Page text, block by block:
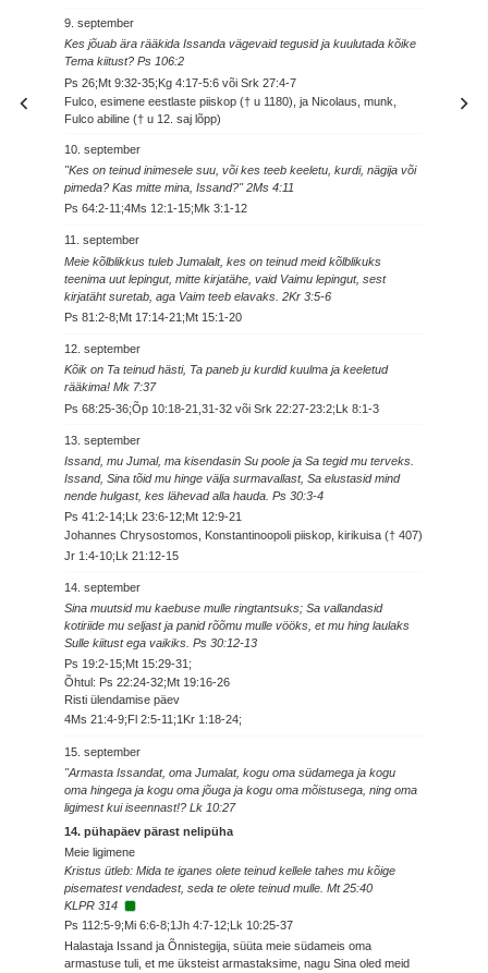
9. september
Kes jõuab ära rääkida Issanda vägevaid tegusid ja kuulutada kõike
Tema kiitust? Ps 106:2
Ps 26;Mt 9:32-35;Kg 4:17-5:6 või Srk 27:4-7
Fulco, esimene eestlaste piiskop († u 1180), ja Nicolaus, munk,
Fulco abiline († u 12. saj lõpp)
10. september
"Kes on teinud inimesele suu, või kes teeb keeletu, kurdi, nägija või
pimeda? Kas mitte mina, Issand?" 2Ms 4:11
Ps 64:2-11;4Ms 12:1-15;Mk 3:1-12
11. september
Meie kõlblikkus tuleb Jumalalt, kes on teinud meid kõlblikuks
teenima uut lepingut, mitte kirjatähe, vaid Vaimu lepingut, sest
kirjatäht suretab, aga Vaim teeb elavaks. 2Kr 3:5-6
Ps 81:2-8;Mt 17:14-21;Mt 15:1-20
12. september
Kõik on Ta teinud hästi, Ta paneb ju kurdid kuulma ja keeletud
rääkima! Mk 7:37
Ps 68:25-36;Õp 10:18-21,31-32 või Srk 22:27-23:2;Lk 8:1-3
13. september
Issand, mu Jumal, ma kisendasin Su poole ja Sa tegid mu terveks.
Issand, Sina tõid mu hinge välja surmavallast, Sa elustasid mind
nende hulgast, kes lähevad alla hauda. Ps 30:3-4
Ps 41:2-14;Lk 23:6-12;Mt 12:9-21
Johannes Chrysostomos, Konstantinoopoli piiskop, kirikuisa († 407)
Jr 1:4-10;Lk 21:12-15
14. september
Sina muutsid mu kaebuse mulle ringtantsuks; Sa vallandasid
kotiriide mu seljast ja panid rõõmu mulle vööks, et mu hing laulaks
Sulle kiitust ega vaikiks. Ps 30:12-13
Ps 19:2-15;Mt 15:29-31;
Õhtul: Ps 22:24-32;Mt 19:16-26
Risti ülendamise päev
4Ms 21:4-9;Fl 2:5-11;1Kr 1:18-24;
15. september
"Armasta Issandat, oma Jumalat, kogu oma südamega ja kogu
oma hingega ja kogu oma jõuga ja kogu oma mõistusega, ning oma
ligimest kui iseennast!? Lk 10:27
14. pühapäev pärast nelipüha
Meie ligimene
Kristus ütleb: Mida te iganes olete teinud kellele tahes mu kõige
pisematest vendadest, seda te olete teinud mulle. Mt 25:40
KLPR 314
Ps 112:5-9;Mi 6:6-8;1Jh 4:7-12;Lk 10:25-37
Halastaja Issand ja Õnnistegija, süüta meie südameis oma
armastuse tuli, et me üksteist armastaksime, nagu Sina oled meid